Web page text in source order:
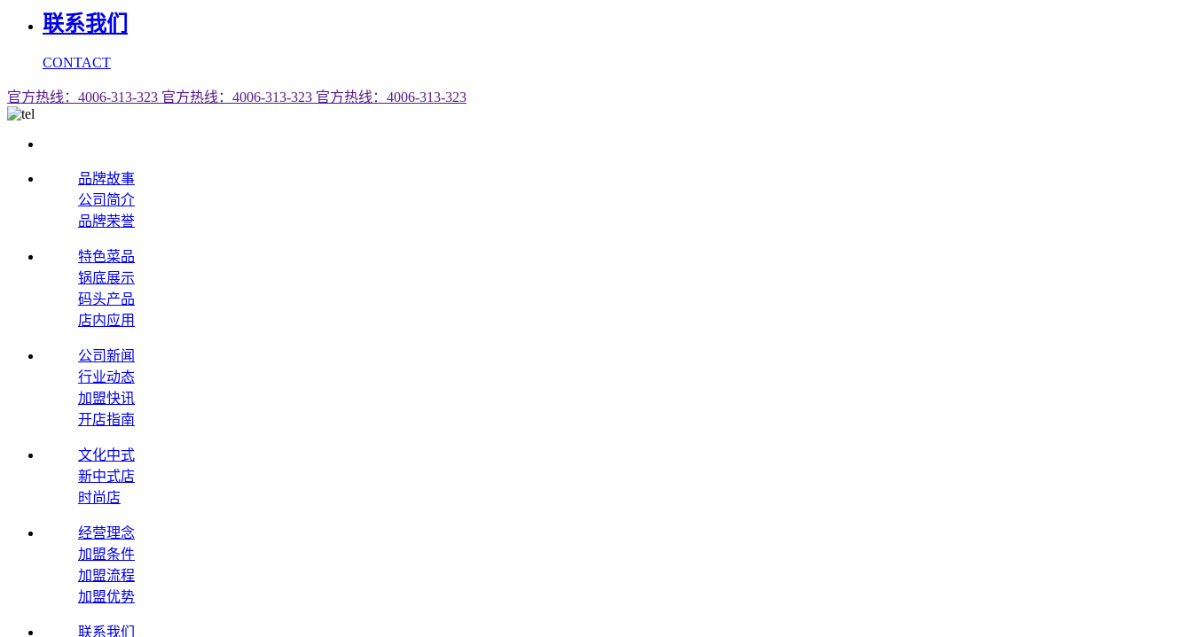
联系我们
CONTACT
官方热线：4006-313-323 官方热线：4006-313-323 官方热线：4006-313-323
品牌故事
公司简介
品牌荣誉
特色菜品
锅底展示
码头产品
店内应用
公司新闻
行业动态
加盟快讯
开店指南
文化中式
新中式店
时尚店
经营理念
加盟条件
加盟流程
加盟优势
联系我们